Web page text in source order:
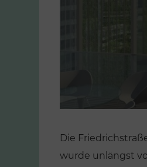
Die
wurde unlängst